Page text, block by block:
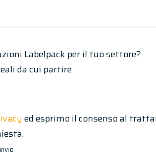
Labelpack per il tuo settore?
da cui partire
ed esprimo il consenso al